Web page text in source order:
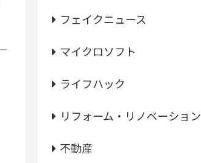
フェイクニュース
マイクロソフト
ライフハック
リフォーム・リノベーション
不動産